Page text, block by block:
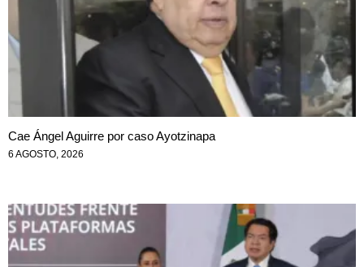
Cae Ángel Aguirre por caso Ayotzinapa
6 AGOSTO, 2026